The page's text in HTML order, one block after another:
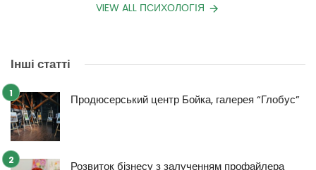
VIEW ALL ПСИХОЛОГІЯ
Інші статті
Продюсерський центр Бойка, галерея “Глобус”
Розвиток бізнесу з залученням профайлера